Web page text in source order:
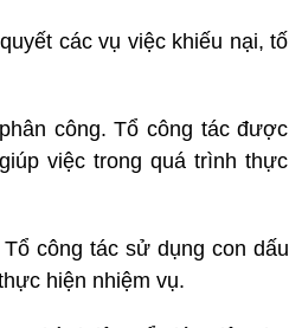
các vụ việc khiếu nại, tố
công. Tổ công tác được
việc trong quá trình thực
công tác sử dụng con dấu
hiện nhiệm vụ.